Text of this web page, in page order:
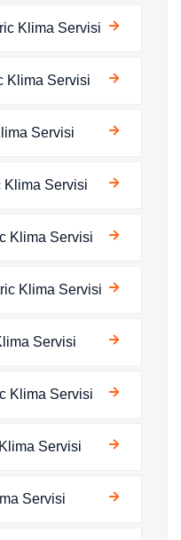
Klima Servisi
Klima Servisi
Servisi
Klima Servisi
Klima Servisi
Klima Servisi
Servisi
Klima Servisi
Servisi
Servisi